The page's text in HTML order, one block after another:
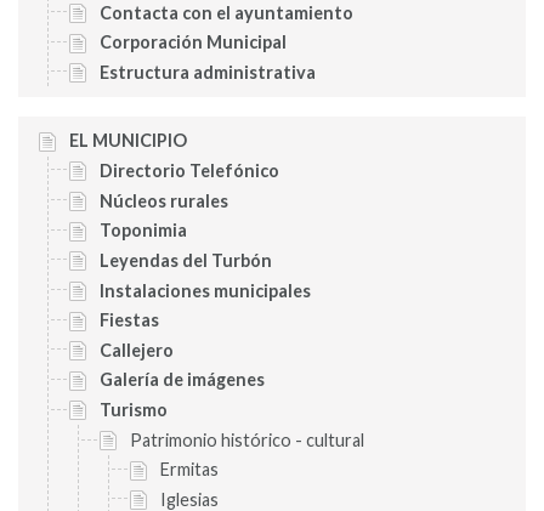
Contacta con el ayuntamiento
Corporación Municipal
Estructura administrativa
EL MUNICIPIO
Directorio Telefónico
Núcleos rurales
Toponimia
Leyendas del Turbón
Instalaciones municipales
Fiestas
Callejero
Galería de imágenes
Turismo
Patrimonio histórico - cultural
Ermitas
Iglesias